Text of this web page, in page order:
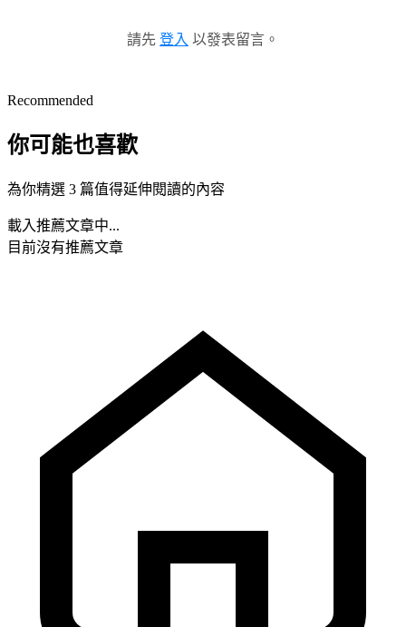
請先 登入 以發表留言。
Recommended
你可能也喜歡
為你精選 3 篇值得延伸閱讀的內容
載入推薦文章中...
目前沒有推薦文章